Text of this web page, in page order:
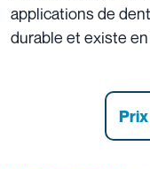
applications de
durable et existe
Prix